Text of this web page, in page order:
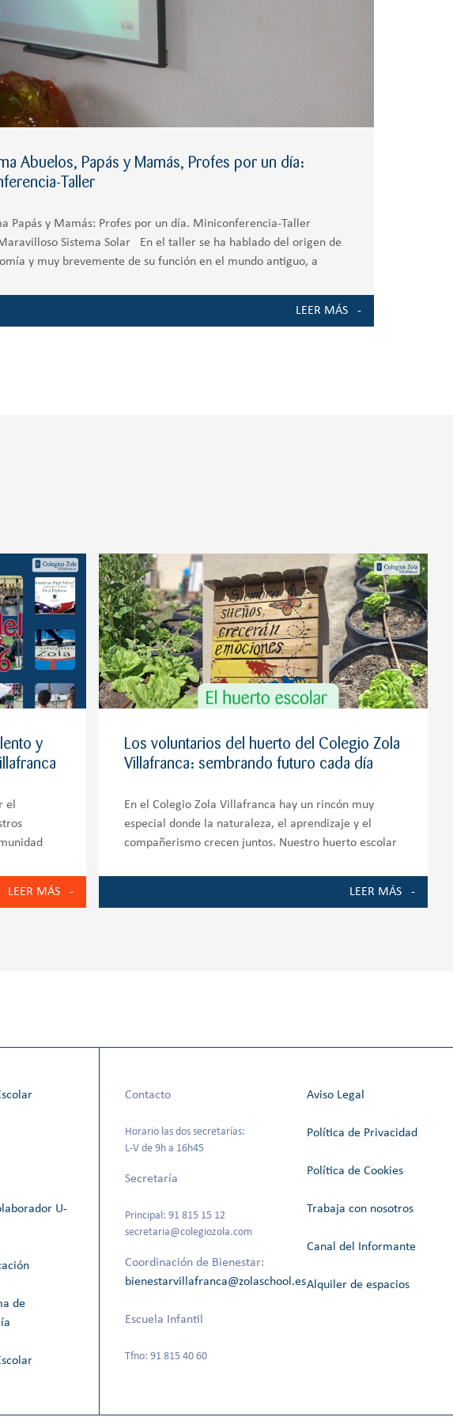
Abuelos, Papás y Mamás, Profes por un día:
Taller
Papás y Mamás: Profes por un día. Miniconferencia-Taller
Sistema Solar En el taller se ha hablado del origen de
y muy brevemente de su función en el mundo antiguo, a
LEER MÁS
y
el
LEER MÁS
Los voluntarios del huerto del Colegio Zola
Villafranca: sembrando futuro cada día
En el Colegio Zola Villafranca hay un rincón muy
especial donde la naturaleza, el aprendizaje y el
compañerismo crecen juntos. Nuestro huerto escolar
LEER MÁS
U-
de
Contacto
Horario las dos secretarías:
L-V de 9h a 16h45
Secretaría
Principal: 91 815 15 12
secretaria@colegiozola.com
Coordinación de Bienestar:
bienestarvillafranca@zolaschool.es
Escuela Infantil
Tfno: 91 815 40 60
Aviso Legal
Política de Privacidad
Política de Cookies
Trabaja con nosotros
Canal del Informante
Alquiler de espacios